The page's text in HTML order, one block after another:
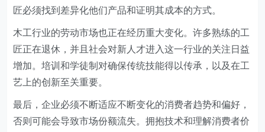
匠必须找到差异化他们产品和证明其成本的方式。
木工行业的劳动市场也正在经历重大变化。许多熟练的工
匠正在退休，并且社会对新人才进入这一行业的关注日益
增加。培训和学徒制对确保传统技能得以传承，以及在工
艺上的创新至关重要。
最后，企业必须不断适应不断变化的消费者趋势和偏好，
否则可能会导致市场份额流失。拥抱技术和理解消费者价